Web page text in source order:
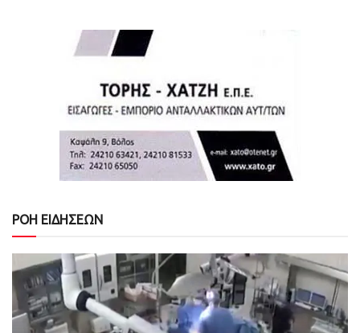
ΡΟΗ ΕΙΔΗΣΕΩΝ